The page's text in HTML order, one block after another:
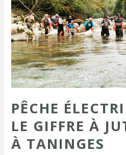
PÊCHE
LE GIFFRE À
À TANINGES
Jutteninges
à
TANINGES